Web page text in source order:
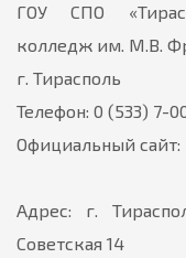
ГОУ СПО
колледж им. М.В.
г. Тирасполь
Телефон: 0 (533) 7-
Официальный сайт:
Адрес: г.
Советская 14